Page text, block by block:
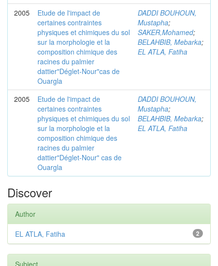
2005
Etude de l'impact de
certaines contraintes
physiques et chimiques du sol
sur la morphologie et la
composition chimique des
racines du palmier
dattier"Déglet-Nour"cas de
Ouargla
DADDI BOUHOUN,
Mustapha;
SAKER,Mohamed;
BELAHBIB, Mebarka;
EL ATLA, Fatiha
2005
Etude de l'impact de
certaines contraintes
physiques et chimiques du sol
sur la morphologie et la
composition chimique des
racines du palmier
dattier"Déglet-Nour" cas de
Ouargla
DADDI BOUHOUN,
Mustapha;
BELAHBIB, Mebarka;
EL ATLA, Fatiha
Discover
Author
2
EL ATLA, Fatiha
Subject